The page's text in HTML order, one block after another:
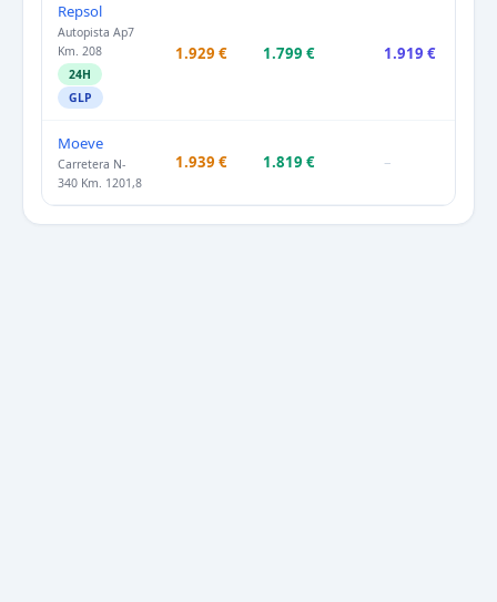
Repsol
Autopista Ap7
Km. 208
24H
GLP
1.929 € 1.799 € 1.919 €
Moeve
Carretera N-
340 Km. 1201,8
1.939 € 1.819 € –